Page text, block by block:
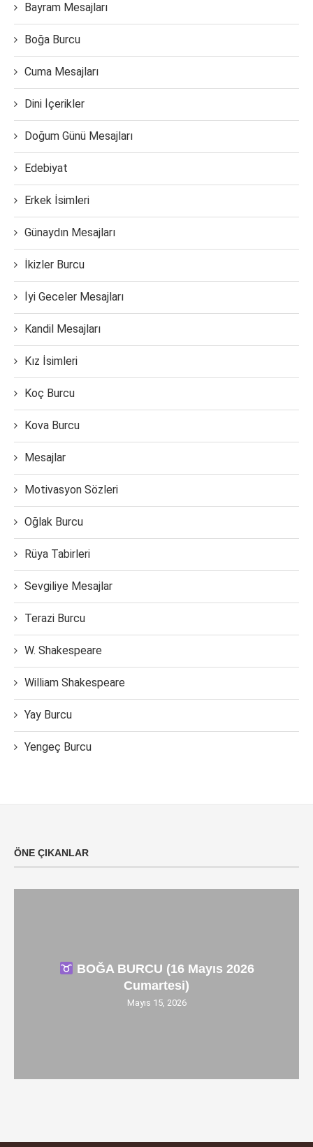
Bayram Mesajları
Boğa Burcu
Cuma Mesajları
Dini İçerikler
Doğum Günü Mesajları
Edebiyat
Erkek İsimleri
Günaydın Mesajları
İkizler Burcu
İyi Geceler Mesajları
Kandil Mesajları
Kız İsimleri
Koç Burcu
Kova Burcu
Mesajlar
Motivasyon Sözleri
Oğlak Burcu
Rüya Tabirleri
Sevgiliye Mesajlar
Terazi Burcu
W. Shakespeare
William Shakespeare
Yay Burcu
Yengeç Burcu
ÖNE ÇIKANLAR
BOĞA BURCU (16 Mayıs 2026
Cumartesi)
Mayıs 15, 2026